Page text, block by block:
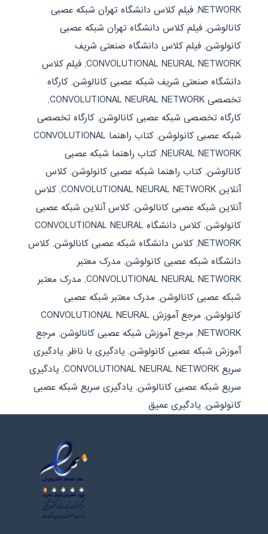
NETWORK
, فیلم کلاس دانشگاه تهران شبکه عصبی
کانالوشن, فیلم کلاس دانشگاه تهران شبکه عصبی
کانولوشن, فیلم کلاس دانشگاه صنعتی شریف
CONVOLUTIONAL NEURAL NETWORK
, فیلم کلاس
دانشگاه صنعتی شریف شبکه عصبی کانالوشن, کارگاه
تخصصی CONVOLUTIONAL NEURAL NETWORK
,
کارگاه تخصصی شبکه عصبی کانالوشن, کارگاه تخصصی
شبکه عصبی کانولوشن,
کتاب راهنما CONVOLUTIONAL
NEURAL NETWORK
, کتاب راهنما شبکه عصبی
کانالوشن, کتاب راهنما شبکه عصبی کانولوشن, کلاس
آنلاین CONVOLUTIONAL NEURAL NETWORK
, کلاس
آنلاین شبکه عصبی کانالوشن, کلاس آنلاین شبکه عصبی
کانولوشن,
کلاس دانشگاه CONVOLUTIONAL NEURAL
NETWORK
, کلاس دانشگاه شبکه عصبی کانالوشن, کلاس
دانشگاه شبکه عصبی کانولوشن, مدرک معتبر
CONVOLUTIONAL NEURAL NETWORK
, مدرک معتبر
شبکه عصبی کانالوشن, مدرک معتبر شبکه عصبی
کانولوشن,
مرجع آموزش CONVOLUTIONAL NEURAL
NETWORK
, مرجع آموزش شبکه عصبی کانالوشن, مرجع
آموزش شبکه عصبی کانولوشن, یادگیری با ناظر, یادگیری
سریع CONVOLUTIONAL NEURAL NETWORK
, یادگیری
سریع شبکه عصبی کانالوشن, یادگیری سریع شبکه عصبی
کانولوشن, یادگیری عمیق